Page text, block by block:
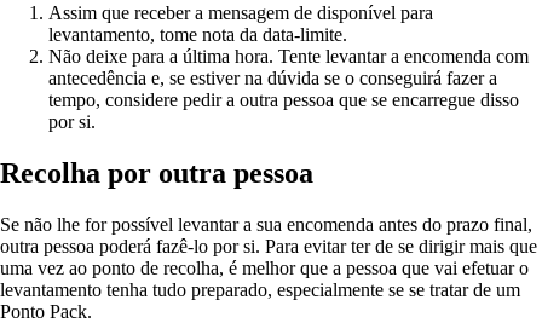
Assim que receber a mensagem de disponível para
levantamento, tome nota da data-limite.
Não deixe para a última hora. Tente levantar a encomenda com
antecedência e, se estiver na dúvida se o conseguirá fazer a
tempo, considere pedir a outra pessoa que se encarregue disso
por si.
Recolha por outra pessoa
Se não lhe for possível levantar a sua encomenda antes do prazo final,
outra pessoa poderá fazê-lo por si. Para evitar ter de se dirigir mais que
uma vez ao ponto de recolha, é melhor que a pessoa que vai efetuar o
levantamento tenha tudo preparado, especialmente se se tratar de um
Ponto Pack.